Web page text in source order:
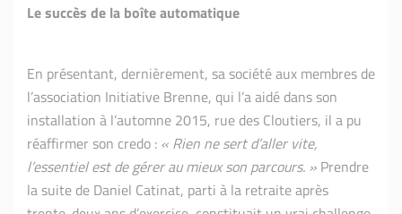
Le succès de la boîte automatique
En présentant, dernièrement, sa société aux membres de
l’association Initiative Brenne, qui l’a aidé dans son
installation à l’automne 2015, rue des Cloutiers, il a pu
réaffirmer son credo : « Rien ne sert d’aller vite,
l’essentiel est de gérer au mieux son parcours. » Prendre
la suite de Daniel Catinat, parti à la retraite après